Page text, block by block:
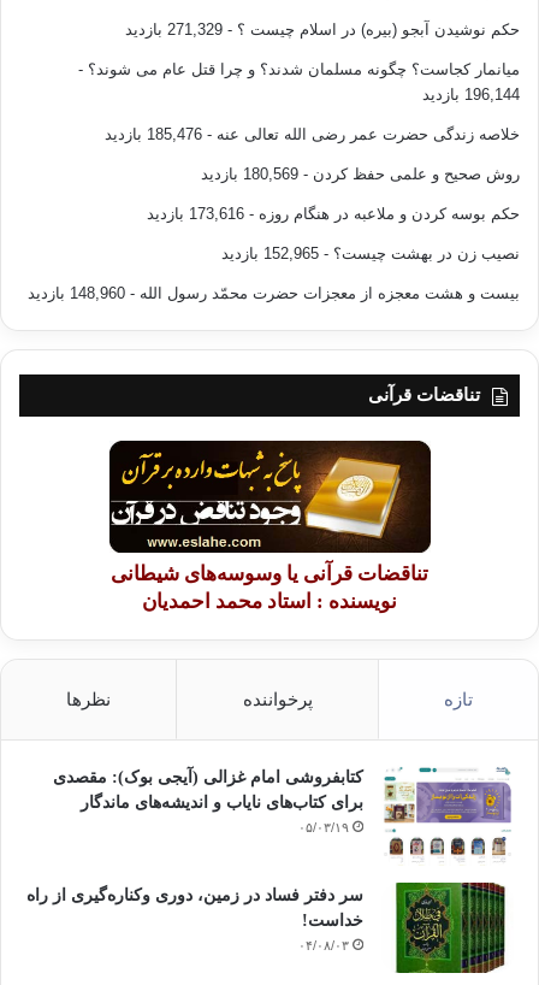
حکم نوشیدن آبجو (بیره) در اسلام چیست ؟ - 271,329 بازدید
میانمار کجاست؟ چگونه مسلمان شدند؟ و چرا قتل عام می شوند؟ -
196,144 بازدید
خلاصه زندگی حضرت عمر رضی الله تعالی عنه - 185,476 بازدید
روش صحیح و علمی حفظ کردن - 180,569 بازدید
حکم بوسه کردن و ملاعبه در هنگام روزه - 173,616 بازدید
نصیب زن در بهشت چیست؟ - 152,965 بازدید
بیست و هشت معجزه از معجزات حضرت محمّد رسول الله - 148,960 بازدید
تناقضات قرآنی
تناقضات قرآنی یا وسوسه‌های شیطانی
نویسنده : استاد محمد احمدیان
تازه پرخواننده نظرها
کتابفروشی امام غزالی (آیجی بوک): مقصدی
برای کتاب‌های نایاب و اندیشه‌های ماندگار
۰۵/۰۳/۱۹
سر دفتر فساد در زمین‌، دوری وکناره‌گیری از راه
خداست‌!
۰۴/۰۸/۰۳